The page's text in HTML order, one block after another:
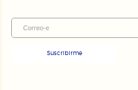
Suscribirme